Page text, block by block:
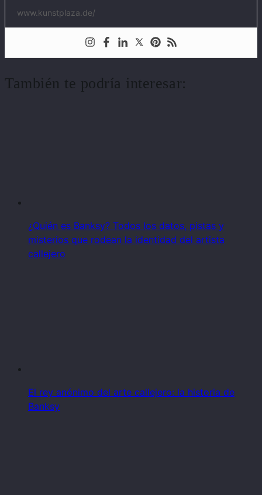
www.kunstplaza.de/
También te podría interesar:
¿Quién es Banksy? Todos los datos, pistas y
misterios que rodean la identidad del artista
callejero
El rey anónimo del arte callejero: la historia de
Banksy